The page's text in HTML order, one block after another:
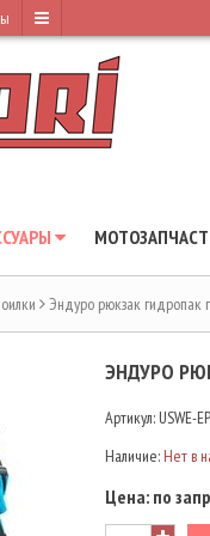
Эндуро рюкзак гидропак
ЭНДУРО
Артикул: USWE-
Наличие: Нет в
Цена: по